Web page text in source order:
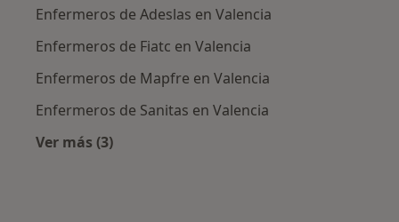
Enfermeros de Adeslas en Valencia
Enfermeros de Fiatc en Valencia
Enfermeros de Mapfre en Valencia
Enfermeros de Sanitas en Valencia
Ver más (3)